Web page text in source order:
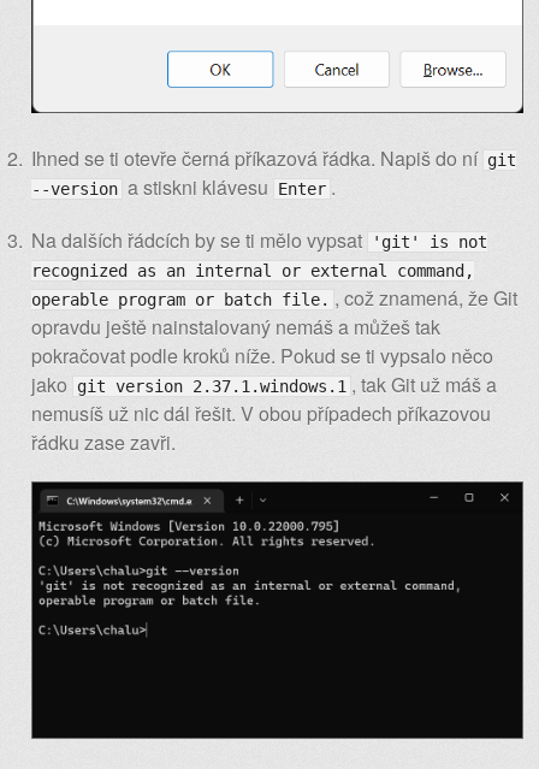
Ihned se ti otevře černá příkazová řádka. Napiš do ní git
--version a stiskni klávesu Enter .
Na dalších řádcích by se ti mělo vypsat
'git' is not
recognized as an internal or external command,
operable program or batch file. , což znamená, že Git
opravdu ještě nainstalovaný nemáš a můžeš tak
pokračovat podle kroků níže. Pokud se ti vypsalo něco
jako
git version 2.37.1.windows.1 , tak Git už máš a
nemusíš už nic dál řešit. V obou případech příkazovou
řádku zase zavři.